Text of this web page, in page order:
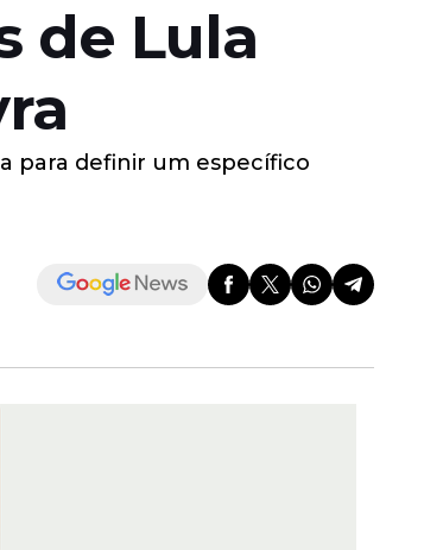
de Lula
para definir um específico